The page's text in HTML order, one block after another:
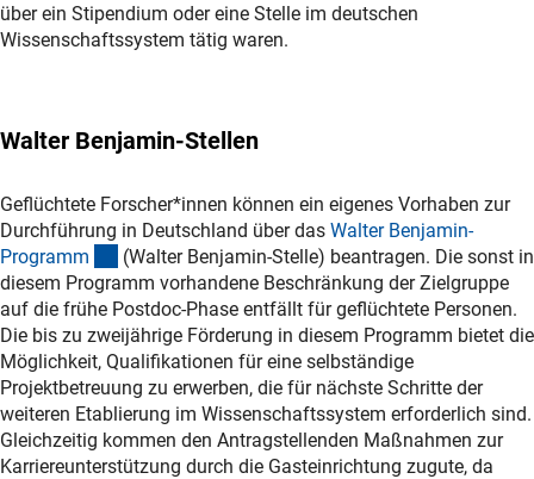
über ein Stipendium oder eine Stelle im deutschen
Wissenschaftssystem tätig waren.
Walter Benjamin-Stellen
Geflüchtete Forscher*innen können ein eigenes Vorhaben zur
Durchführung in Deutschland über das Walter Benjamin-
Programm (interner Link)
(Walter Benjamin-Stelle) beantragen. Die sonst in
diesem Programm vorhandene Beschränkung der Zielgruppe
auf die frühe Postdoc-Phase entfällt für geflüchtete Personen.
Die bis zu zweijährige Förderung in diesem Programm bietet die
Möglichkeit, Qualifikationen für eine selbständige
Projektbetreuung zu erwerben, die für nächste Schritte der
weiteren Etablierung im Wissenschaftssystem erforderlich sind.
Gleichzeitig kommen den Antragstellenden Maßnahmen zur
Karriereunterstützung durch die Gasteinrichtung zugute, da